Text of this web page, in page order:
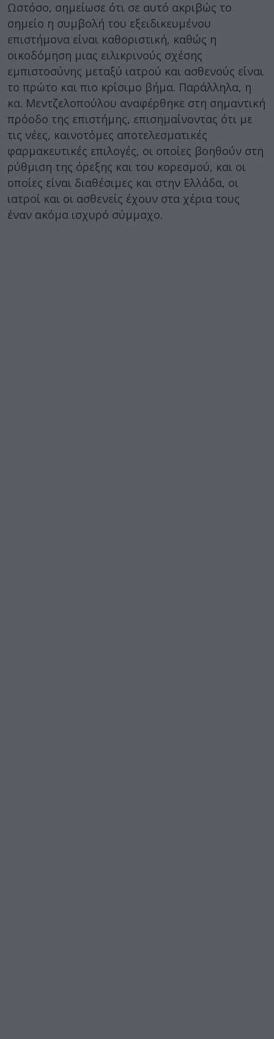
Ωστόσο, σημείωσε ότι σε αυτό ακριβώς το
σημείο η συμβολή του εξειδικευμένου
επιστήμονα είναι καθοριστική, καθώς η
οικοδόμηση μιας ειλικρινούς σχέσης
εμπιστοσύνης μεταξύ ιατρού και ασθενούς είναι
το πρώτο και πιο κρίσιμο βήμα. Παράλληλα, η
κα. Μεντζελοπούλου αναφέρθηκε στη σημαντική
πρόοδο της επιστήμης, επισημαίνοντας ότι με
τις νέες, καινοτόμες αποτελεσματικές
φαρμακευτικές επιλογές, οι οποίες βοηθούν στη
ρύθμιση της όρεξης και του κορεσμού, και οι
οποίες είναι διαθέσιμες και στην Ελλάδα, οι
ιατροί και οι ασθενείς έχουν στα χέρια τους
έναν ακόμα ισχυρό σύμμαχο.